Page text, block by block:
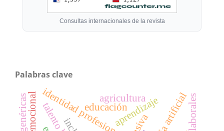
Consultas internacionales de la revista
Palabras clave
identidad profesionalaprendizaje
agricultura
educación